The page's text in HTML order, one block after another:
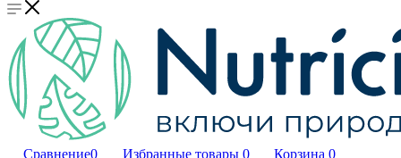
Сравнение0 Избранные товары 0 Корзина 0